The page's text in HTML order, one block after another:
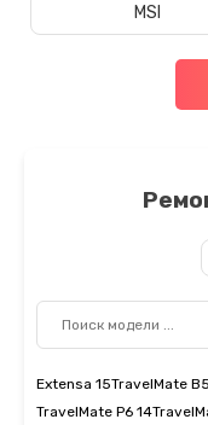
MSI
Extensa 15TravelMate
TravelMate P6 14